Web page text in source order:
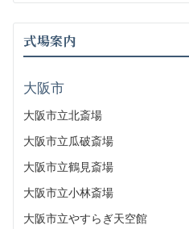
式場案内
大阪市
大阪市立北斎場
大阪市立瓜破斎場
大阪市立鶴見斎場
大阪市立小林斎場
大阪市立やすらぎ天空館